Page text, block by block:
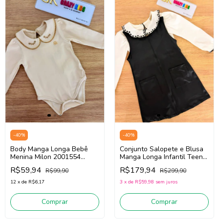
-40%
Body Manga Longa Bebê
Menina Milon 2001554
(Bege)
R$59,94 R$99,90
12 x de R$6,17
Comprar
-40%
Conjunto Salopete e Blusa
Manga Longa Infantil Teen
Menina Milon 2001616
(Preto/Branco)
R$179,94 R$299,90
3 x de R$59,98 sem juros
Comprar